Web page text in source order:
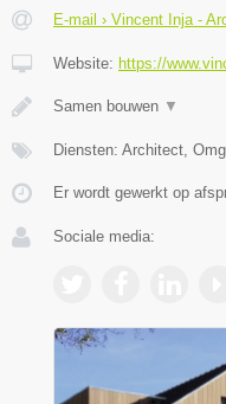
E-mail › Vincent Inja -
Website: https://
Samen bouwen ▼
Diensten: Architect,
Er wordt gewerkt op
Sociale media: